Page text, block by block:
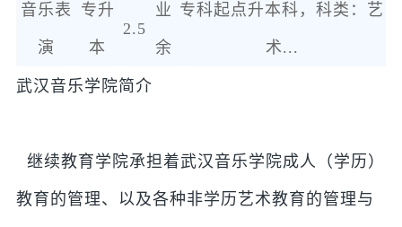
音乐表
演
专升
本
2.5
业
余
专科起点升本科，科类：艺
术...
武汉音乐学院简介
继续教育学院承担着武汉音乐学院成人（学历）
教育的管理、以及各种非学历艺术教育的管理与